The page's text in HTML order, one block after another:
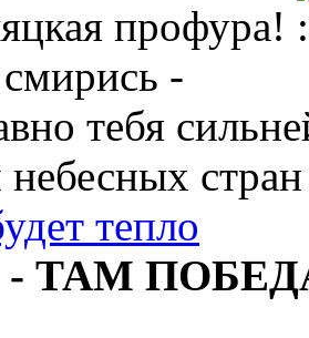
профура!
-
тебя
стран
тепло
ТАМ